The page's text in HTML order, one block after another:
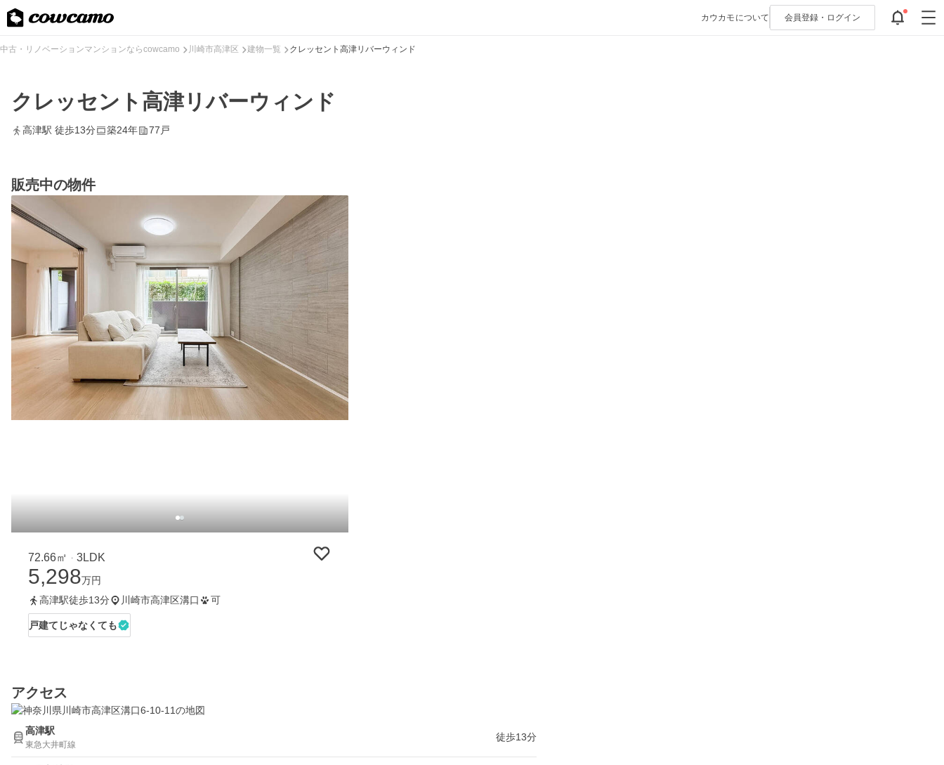
カウカモについて 会員登録・ ログイン
中古・リノベーションマンションならcowcamo 川崎市高津区 建物一覧 クレッセント高津リバーウィンド
クレッセント高津リバーウィンド
高津駅 徒歩13分 築24年 77戸
販売中の物件
72.66㎡ ・ 3LDK
5,298万円
高津駅徒歩13分
川崎市高津区溝口 可
戸建てじゃなくても
アクセス
高津駅
東急大井町線
徒歩13分